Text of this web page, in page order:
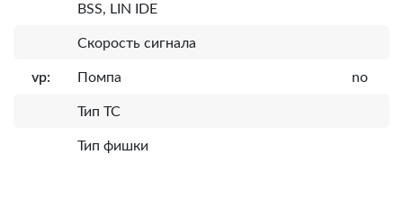
BSS, LIN IDE
Скорость сигнала
vp: Помпа no
Тип ТС
Тип фишки